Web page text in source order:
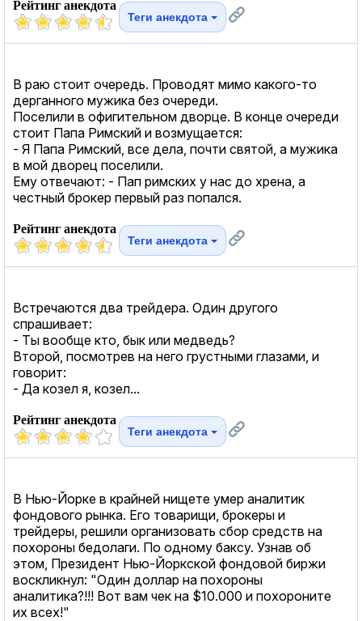
Рейтинг анекдота
Теги анекдота
В раю стоит очередь. Проводят мимо какого-то
дерганного мужика без очереди.
Поселили в офигительном дворце. В конце очереди
стоит Папа Римский и возмущается:
- Я Папа Римский, все дела, почти святой, а мужика
в мой дворец поселили.
Ему отвечают: - Пап римских у нас до хрена, а
честный брокер первый раз попался.
Рейтинг анекдота
Теги анекдота
Встречаются два трейдера. Один другого
спрашивает:
- Ты вообще кто, бык или медведь?
Второй, посмотрев на него грустными глазами, и
говорит:
- Да козел я, козел...
Рейтинг анекдота
Теги анекдота
В Нью-Йорке в крайней нищете умер аналитик
фондового рынка. Его товарищи, брокеры и
трейдеры, решили организовать сбор средств на
похороны бедолаги. По одному баксу. Узнав об
этом, Президент Нью-Йоркской фондовой биржи
воскликнул: "Один доллар на похороны
аналитика?!!! Вот вам чек на $10.000 и похороните
их всех!"